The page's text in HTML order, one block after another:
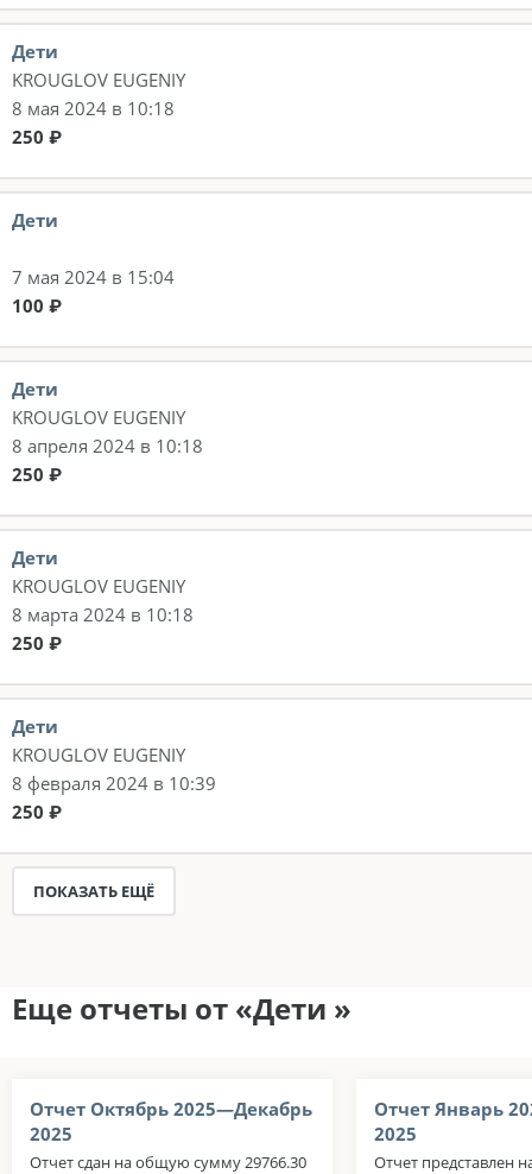
Дети
KROUGLOV EUGENIY
8 мая 2024 в 10:18
250 ₽
Дети
7 мая 2024 в 15:04
100 ₽
Дети
KROUGLOV EUGENIY
8 апреля 2024 в 10:18
250 ₽
Дети
KROUGLOV EUGENIY
8 марта 2024 в 10:18
250 ₽
Дети
KROUGLOV EUGENIY
8 февраля 2024 в 10:39
250 ₽
ПОКАЗАТЬ ЕЩЁ
Еще отчеты от «Дети »
Отчет Октябрь 2025—Декабрь
2025
Отчет сдан на общую сумму 29766.30
Отчет Январь
2025
Отчет представлен